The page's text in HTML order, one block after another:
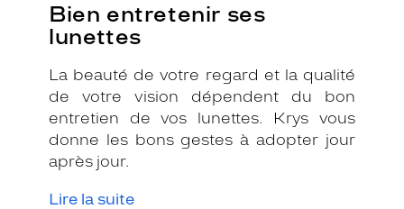
Bien entretenir ses
lunettes
La beauté de votre regard et la qualité
de votre vision dépendent du bon
entretien de vos lunettes. Krys vous
donne les bons gestes à adopter jour
après jour.
Lire la suite